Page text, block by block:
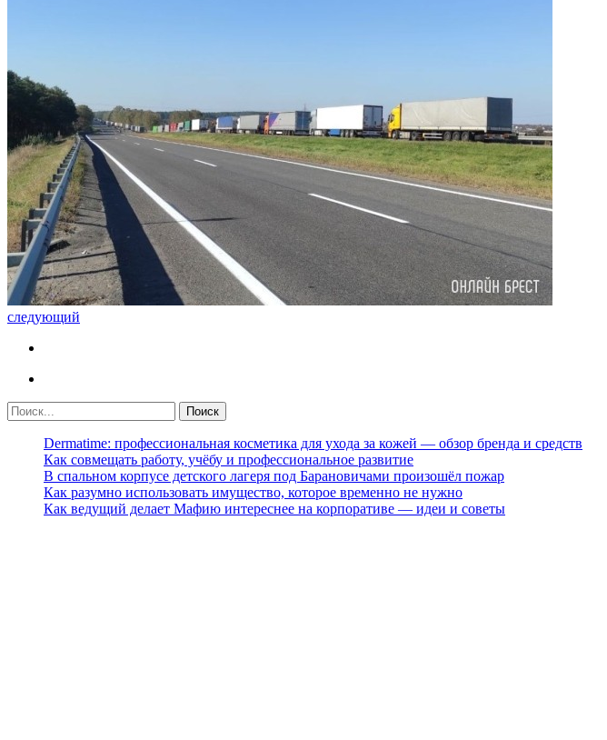
следующий
Dermatime: профессиональная косметика для ухода за кожей — обзор бренда и средств
Как совмещать работу, учёбу и профессиональное развитие
В спальном корпусе детского лагеря под Барановичами произошёл пожар
Как разумно использовать имущество, которое временно не нужно
Как ведущий делает Мафию интереснее на корпоративе — идеи и советы